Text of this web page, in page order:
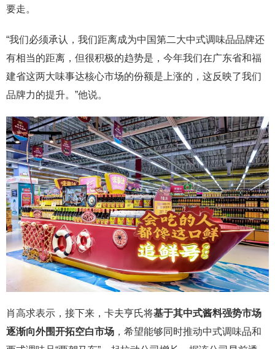
要走。
“我们必须承认，我们距离成为中国第二大中式调味品品牌还
有相当的距离，但很积极的趋势是，今年我们在广东省和福
建省这两大味事达核心市场的份额是上涨的，这反映了我们
品牌力的提升。”他说。
肖高求表示，接下来，卡夫亨氏将基于其中式酱料强势市场
逐渐向外围开拓空白市场 ，希望能够同时推动中式调味品和